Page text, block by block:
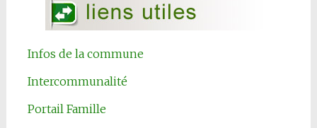
Infos de la commune
Intercommunalité
Portail Famille